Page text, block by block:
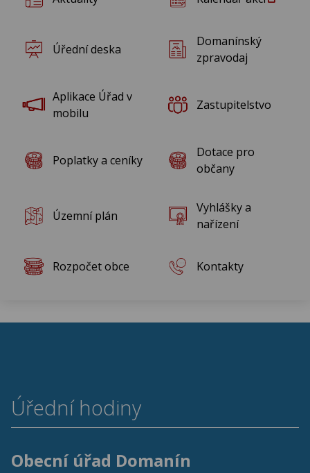
Rok 2014
Rok 2013
Rok 2011
Rok 2010
Úřední deska
Domanínský
zpravodaj
Aplikace Úřad v
mobilu
Zastupitelstvo
Poplatky a ceníky
Dotace pro
občany
Územní plán
Vyhlášky a
nařízení
Rozpočet obce Kontakty
Úřední hodiny
Obecní úřad Domanín